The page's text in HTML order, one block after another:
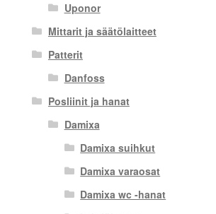
Uponor
Mittarit ja säätölaitteet
Patterit
Danfoss
Posliinit ja hanat
Damixa
Damixa suihkut
Damixa varaosat
Damixa wc -hanat